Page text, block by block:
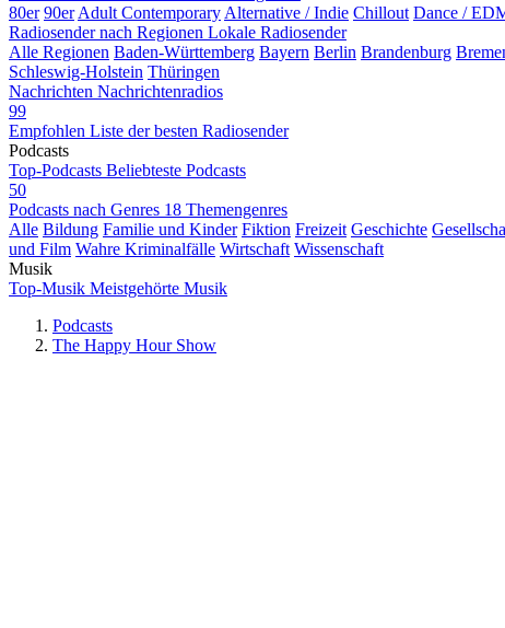
80er 90er Adult Contemporary Alternative / Indie Chillout Dance /
Radiosender nach Regionen Lokale Radiosender
Alle Regionen Baden-Württemberg Bayern Berlin Brandenburg
Schleswig-Holstein Thüringen
Nachrichten Nachrichtenradios
99
Empfohlen Liste der besten Radiosender
Podcasts
Top-Podcasts Beliebteste Podcasts
50
Podcasts nach Genres 18 Themengenres
Alle Bildung Familie und Kinder Fiktion Freizeit Geschichte
und Film Wahre Kriminalfälle Wirtschaft Wissenschaft
Musik
Top-Musik Meistgehörte Musik
Podcasts
The Happy Hour Show